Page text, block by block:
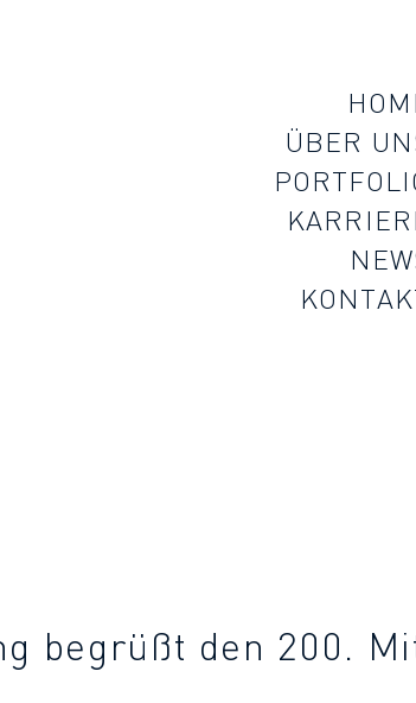
ÜBER
begrüßt den 200.